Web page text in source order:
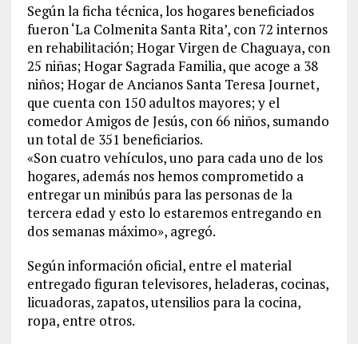
Según la ficha técnica, los hogares beneficiados
fueron ‘La Colmenita Santa Rita’, con 72 internos
en rehabilitación; Hogar Virgen de Chaguaya, con
25 niñas; Hogar Sagrada Familia, que acoge a 38
niños; Hogar de Ancianos Santa Teresa Journet,
que cuenta con 150 adultos mayores; y el
comedor Amigos de Jesús, con 66 niños, sumando
un total de 351 beneficiarios.
«Son cuatro vehículos, uno para cada uno de los
hogares, además nos hemos comprometido a
entregar un minibús para las personas de la
tercera edad y esto lo estaremos entregando en
dos semanas máximo», agregó.
Según información oficial, entre el material
entregado figuran televisores, heladeras, cocinas,
licuadoras, zapatos, utensilios para la cocina,
ropa, entre otros.